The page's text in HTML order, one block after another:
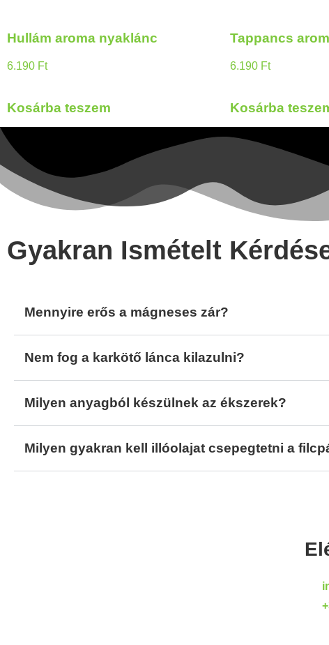
Hullám aroma nyaklánc
6.190 Ft
Kosárba teszem
Tappancs
6.190 Ft
Kosárba
Gyakran Ismételt
Mennyire erős a mágneses zár?
Nem fog a karkötő lánca kilazulni?
Milyen anyagból készülnek az ékszerek?
Milyen gyakran kell illóolajat csepegtetni a